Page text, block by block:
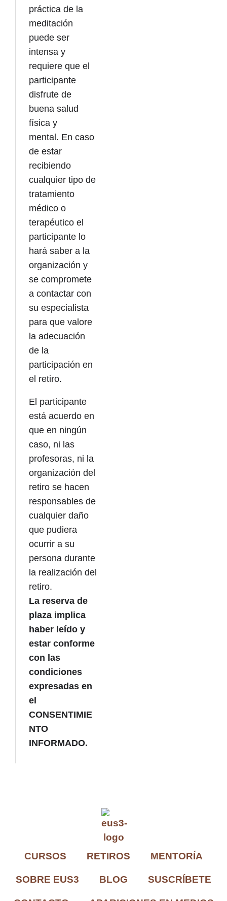
práctica de la
meditación
puede ser
intensa y
requiere que el
participante
disfrute de
buena salud
física y
mental. En caso
de estar
recibiendo
cualquier tipo de
tratamiento
médico o
terapéutico el
participante lo
hará saber a la
organización y
se compromete
a contactar con
su especialista
para que valore
la adecuación
de la
participación en
el retiro.
El participante
está acuerdo en
que en ningún
caso, ni las
profesoras, ni la
organización del
retiro se hacen
responsables de
cualquier daño
que pudiera
ocurrir a su
persona durante
la realización del
retiro.
La reserva de
plaza implica
haber leído y
estar conforme
con las
condiciones
expresadas en
el
CONSENTIMIE
NTO
INFORMADO.
CURSOS RETIROS MENTORÍA
SOBRE EUS3 BLOG SUSCRÍBETE